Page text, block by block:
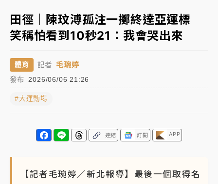
38度
周末精選｜ 慈濟遭詐10億完整始末曝！律師掮客大玩兩
本周爆款短影音｜
蔻蔡玉真開撕爆料
周末精選｜
蔣萬安的建中同學！47歲法律學霸戰桃園 公開上任首
要3件事
田徑｜陳玟溥孤注一擲終達亞運標
笑稱怕看到10秒21：我會哭出來
體育 記者 毛琬婷
發布 2026/06/06 21:26
#大運動場
連結 訂閱 APP
【記者毛琬婷／新北報導】最後一個取得名